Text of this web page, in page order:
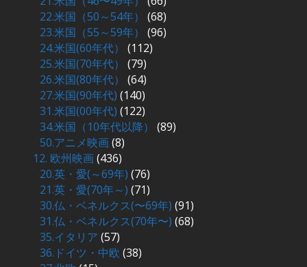
22.米国（50～54年）
(68)
23.米国（55～59年）
(96)
24.米国(60年代）
(112)
25.米国(70年代）
(79)
26.米国(80年代）
(64)
27.米国(90年代) (140)
31.米国(00年代) (122)
34.米国（10年代以降）
(89)
50.アニメ映画(8)
12. 欧州映画(436)
20.英・愛(～69年) (76)
21.英・愛(70年～) (71)
30.仏・ベネルクス(〜69年) (91)
31.仏・ベネルクス(70年〜) (68)
35.イタリア (57)
36.ドイツ・中欧 (38)